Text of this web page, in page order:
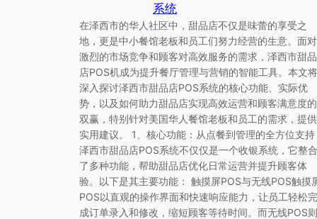
系统
在泽西市的华人社区中，甜品店不仅是味蕾的享受之
地，更是中小餐馆老板和员工们努力经营的生意。面对
激烈的市场竞争和顾客对高效服务的需求，泽西市甜品
店POS机成为提升餐厅管理与营销的智能工具。本文将
深入探讨泽西市甜品店POS系统的核心功能、实际优
势，以及如何助力甜品店实现高效运营和顾客满意度的
双赢，特别针对美国华人餐馆老板和员工的需求，提供
实用建议。 1、核心功能：从点餐到管理的全方位支持
泽西市甜品店POS系统不仅仅是一个收银系统，它整合
了多种功能，帮助甜品店优化日常运营并提升顾客体
验。以下是其主要功能： 触摸屏POS与无线POS触摸
POS以直观的操作界面和快速响应能力，让员工轻松完
成订单录入和修改，缩短顾客等待时间。而无线POS则